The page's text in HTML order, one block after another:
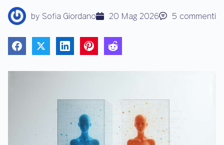
by Sofia Giordano 20 Mag 2026 5 commenti